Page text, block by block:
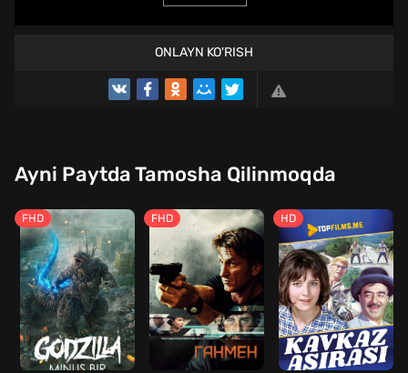
ONLAYN KO'RISH
Ayni Paytda Tamosha Qilinmoqda
FHD FHD HD